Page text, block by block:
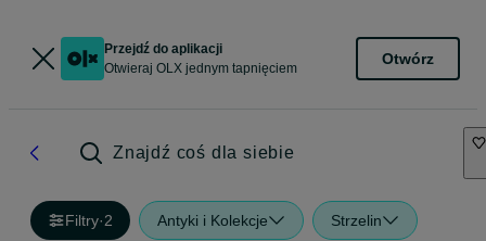
Przejdź do aplikacji
Otwieraj OLX jednym tapnięciem
Otwórz
Znajdź coś dla siebie
Filtry·2 Antyki i Kolekcje Strzelin